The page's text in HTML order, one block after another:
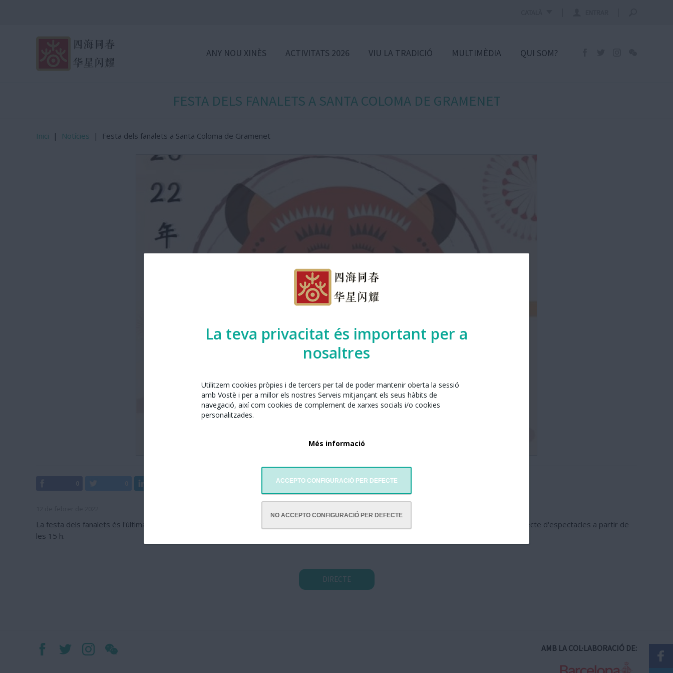
La teva privacitat és important per a
nosaltres
Utilitzem cookies pròpies i de tercers per tal de poder mantenir oberta la sessió
amb Vostè i per a millor els nostres Serveis mitjançant els seus hàbits de
navegació, així com cookies de complement de xarxes socials i/o cookies
personalitzades.
Més informació
ACCEPTO CONFIGURACIÓ PER DEFECTE
NO ACCEPTO CONFIGURACIÓ PER DEFECTE
ANY NOU XINÈS ACTIVITATS 2026 VIU LA TRADICIÓ MULTIMÈDIA QUI SOM?
FESTA DELS FANALETS A SANTA COLOMA DE GRAMENET
Inici | Notícies | Festa dels fanalets a Santa Coloma de Gramenet
La festa dels fanalets és l'última festa que es realitza per donar fi a les festes de l'Any Nou Xines, per això el diumenge 13 podeu seguir en directe d'espectacles a partir de
les 15 h.
DIRECTE
AMB LA COL·LABORACIÓ DE: